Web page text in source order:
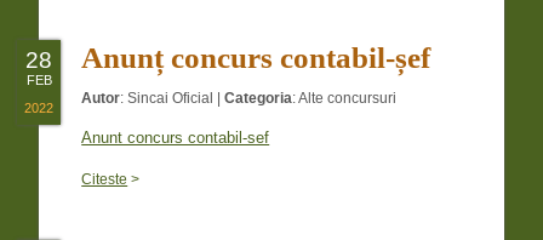
Anunț concurs contabil-șef
Autor:Sincai Oficial |Categoria:Alte concursuri
Anunt concurs contabil-sef
Citeste >
28
FEB
2022